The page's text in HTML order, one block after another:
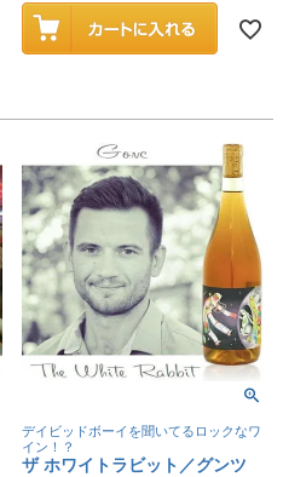
デイビッドボーイを聞いてるロックなワ
イン！？
ザ ホワイトラビット／グンツ